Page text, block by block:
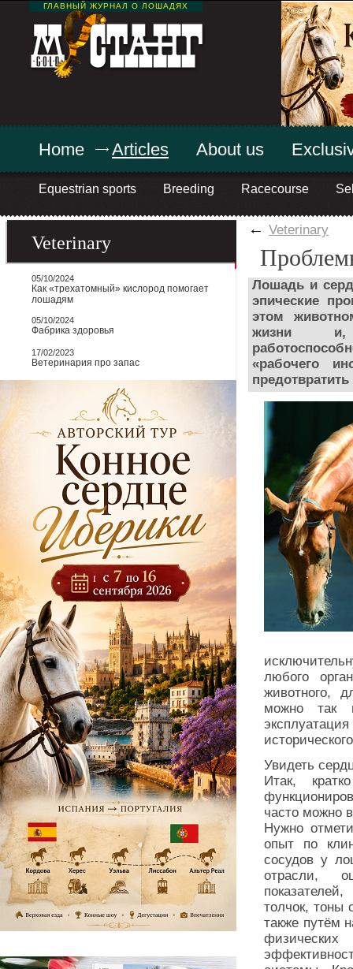
ГЛАВНЫЙ ЖУРНАЛ О ЛОШАДЯХ
Home Articles
Equestrian sports Breeding Racecourse
About us
Veterinary
05/10/2024
Как «трехатомный» кислород помогает
лошадям
05/10/2024
Фабрика здоровья
17/02/2023
Ветеринария про запас
← Veterinary
Лошадь и
эпические
этом
жизни и,
«рабочего
любого
животного,
можно так
Увидеть
Итак,
часто можно
Нужно
опыт по
сосудов у
отрасли,
толчок, тоны
также путём